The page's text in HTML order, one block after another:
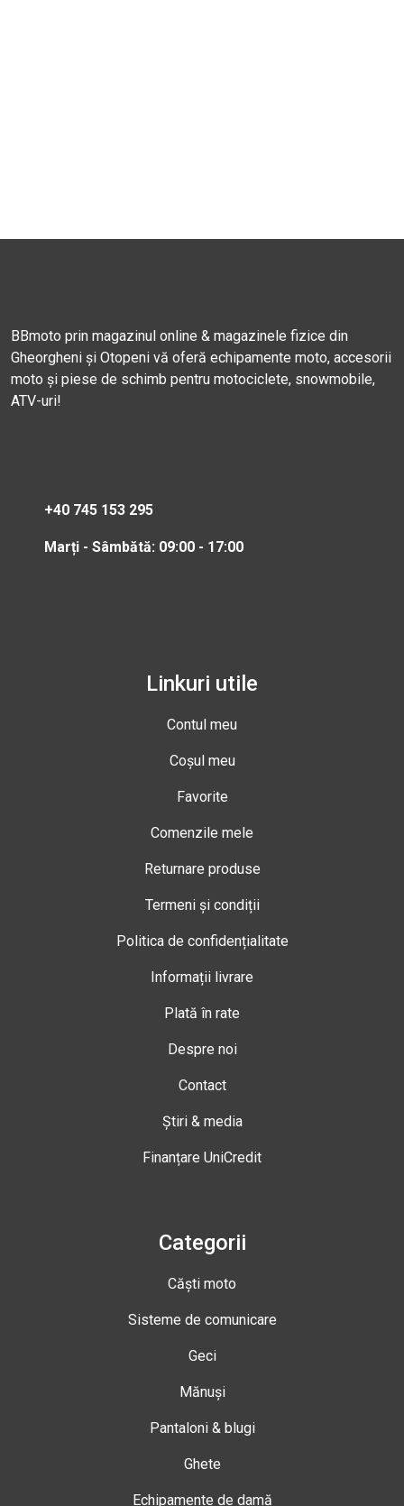
BBmoto prin magazinul online & magazinele fizice din
Gheorgheni și Otopeni vă oferă echipamente moto, accesorii
moto și piese de schimb pentru motociclete, snowmobile,
ATV-uri!
+40 745 153 295
Marți - Sâmbătă: 09:00 - 17:00
Linkuri utile
Contul meu
Coșul meu
Favorite
Comenzile mele
Returnare produse
Termeni și condiții
Politica de confidențialitate
Informații livrare
Plată în rate
Despre noi
Contact
Știri & media
Finanțare UniCredit
Categorii
Căști moto
Sisteme de comunicare
Geci
Mănuși
Pantaloni & blugi
Ghete
Echipamente de damă